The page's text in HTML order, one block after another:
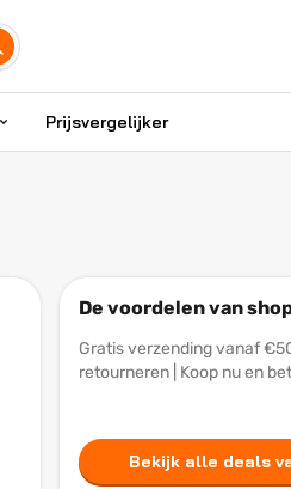
Prijsvergelijker
De voordelen van
Gratis verzending vanaf
retourneren | Koop nu en
Bekijk alle deals